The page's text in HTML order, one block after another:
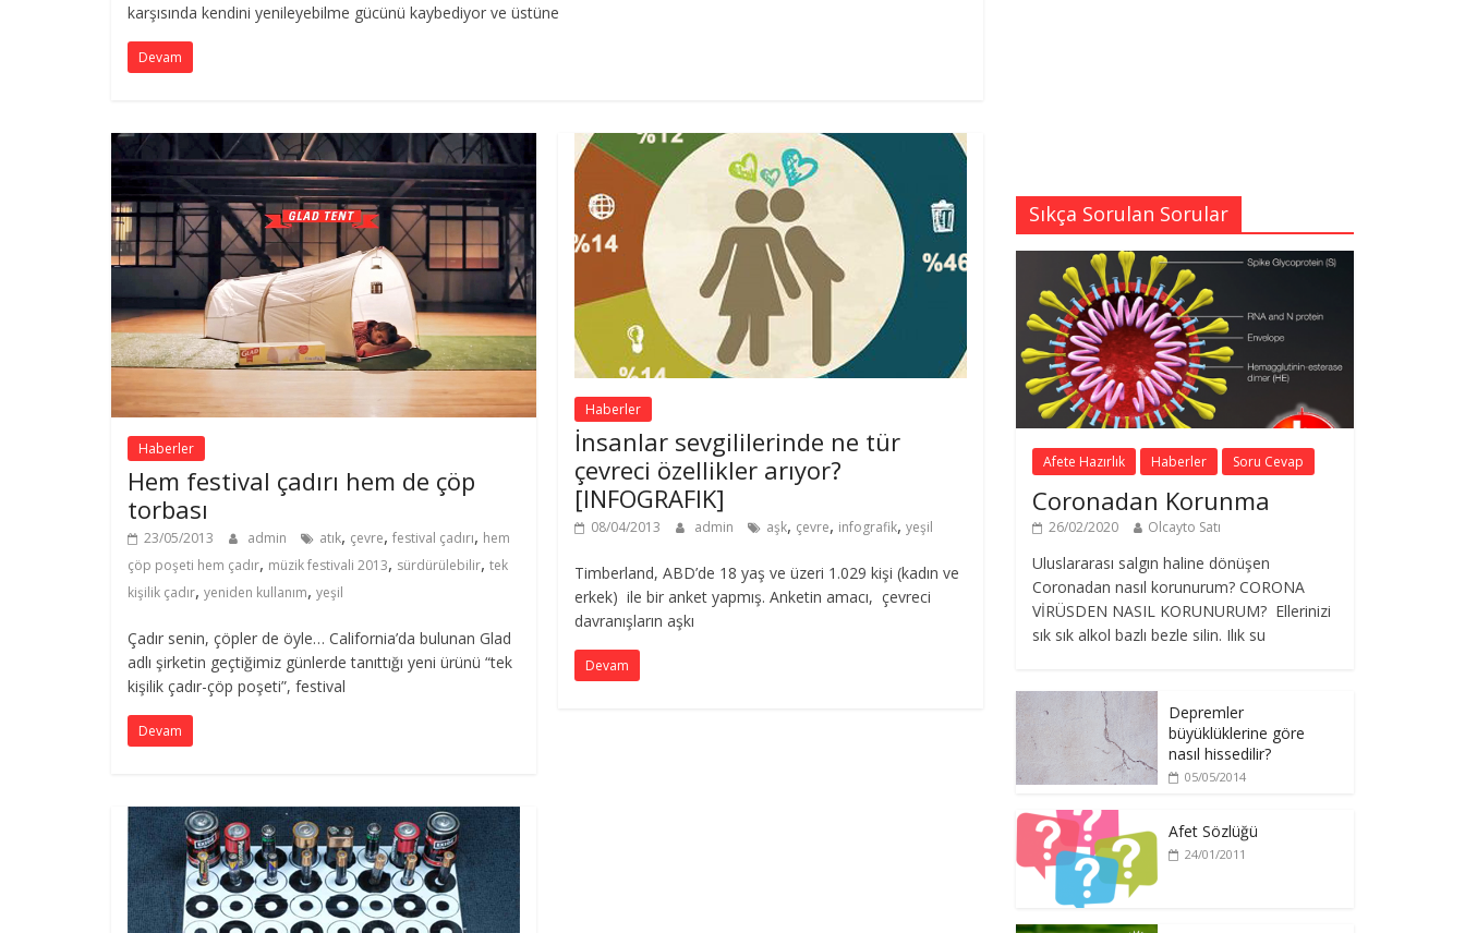
karşısında kendini yenileyebilme gücünü kaybediyor ve üstüne
Devam
Haberler
Hem festival çadırı hem de çöp
torbası
23/05/2013 admin atık, çevre, festival çadırı, hem
çöp poşeti hem çadır, müzik festivali 2013, sürdürülebilir, tek
kişilik çadır, yeniden kullanım, yeşil
Çadır senin, çöpler de öyle… California’da bulunan Glad
adlı şirketin geçtiğimiz günlerde tanıttığı yeni ürünü “tek
kişilik çadır-çöp poşeti”, festival
Devam
Haberler
İnsanlar sevgililerinde ne tür
çevreci özellikler arıyor?
[INFOGRAFIK]
08/04/2013 admin aşk, çevre, infografik,yeşil
Timberland, ABD’de 18 yaş ve üzeri 1.029 kişi (kadın ve
erkek) ile bir anket yapmış. Anketin amacı, çevreci
davranışların aşkı
Devam
Sıkça Sorulan Sorular
Afete Hazırlık Haberler Soru Cevap
Coronadan Korunma
26/02/2020 Olcayto Satı
Uluslararası salgın haline dönüşen
Coronadan nasıl korunurum? CORONA
VİRÜSDEN NASIL KORUNURUM? Ellerinizi
sık sık alkol bazlı bezle silin. Ilık su
Depremler
büyüklüklerine göre
nasıl hissedilir?
05/05/2014
Afet Sözlüğü
24/01/2011